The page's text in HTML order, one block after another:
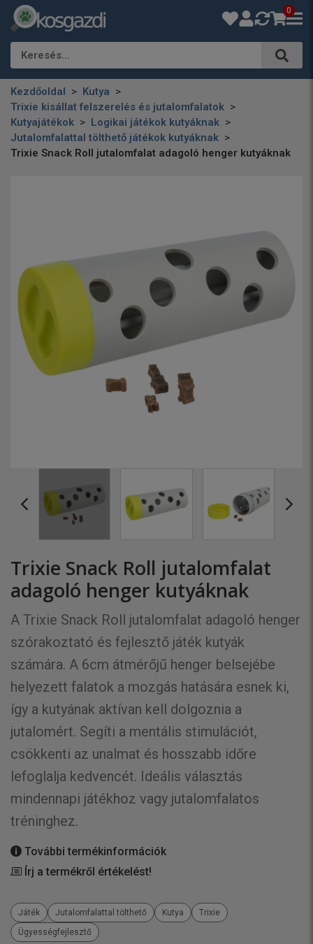
0
Keresés…
Kezdőoldal
Kutya
Trixie kisállat felszerelés és jutalomfalatok
Kutyajátékok
Logikai játékok kutyáknak
Jutalomfalattal tölthető játékok kutyáknak
Trixie Snack Roll jutalomfalat adagoló henger kutyáknak
Trixie Snack Roll jutalomfalat
adagoló henger kutyáknak
A Trixie Snack Roll jutalomfalat adagoló henger
szórakoztató és fejlesztő játék kutyák
számára. A 6cm átmérőjű henger belsejébe
helyezett falatok a mozgás hatására esnek ki,
így a kutyának aktívan kell dolgoznia a
jutalomért. Segíti a mentális stimulációt,
csökkenti az unalmat és hosszabb időre
lefoglalja kedvencét. Ideális választás
mindennapi játékhoz vagy jutalomfalatos
tréninghez.
További termékinformációk
Írj a termékről értékelést!
Játék Jutalomfalattal tölthető Kutya
Trixie
Ügyességfejlesztő